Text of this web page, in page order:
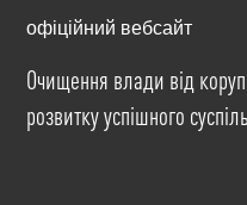
офіційний вебсайт
Очищення влади від
розвитку успішного